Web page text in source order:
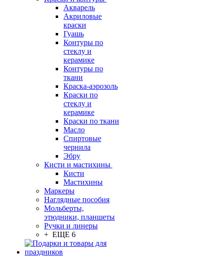
Акварель
Акриловые
краски
Гуашь
Контуры по
стеклу и
керамике
Контуры по
ткани
Краска-аэрозоль
Краски по
стеклу и
керамике
Краски по ткани
Масло
Спиртовые
чернила
Эбру
Кисти и мастихины
Кисти
Мастихины
Маркеры
Наглядные пособия
Мольберты,
этюдники, планшеты
Ручки и линеры
+ ЕЩЕ 6